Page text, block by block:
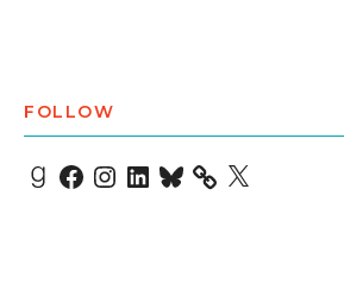
FOLLOW
Goodreads
Facebook
Instagram
LinkedIn
Bluesky X